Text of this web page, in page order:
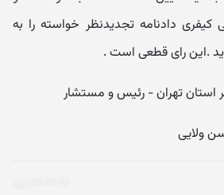
کیفری دادنامه تجدیدنظر خواسته را به
.این رای قطعی است .
ولایی